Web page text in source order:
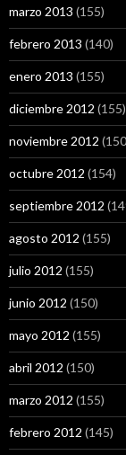
marzo 2013 (155)
febrero 2013 (140)
enero 2013 (155)
diciembre 2012 (155)
noviembre 2012
octubre 2012 (154)
septiembre 2012
agosto 2012 (155)
julio 2012 (155)
junio 2012 (150)
mayo 2012 (155)
abril 2012 (150)
marzo 2012 (155)
febrero 2012 (145)